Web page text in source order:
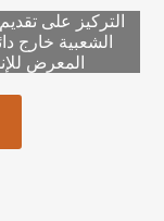
التركيز على
الشعبية خارج
المعرض